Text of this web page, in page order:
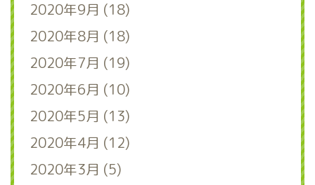
2020年9月 (18)
2020年8月 (18)
2020年7月 (19)
2020年6月 (10)
2020年5月 (13)
2020年4月 (12)
2020年3月 (5)